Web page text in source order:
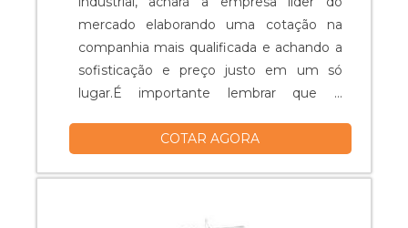
mercado elaborando uma cotação na
companhia mais qualificada e achando a
sofisticação e preço justo em um só
lugar.É importante lembrar que o
empresas especializadas. Esse tipo de
durabilidade dos materiais, além de evitar
COTAR AGORA